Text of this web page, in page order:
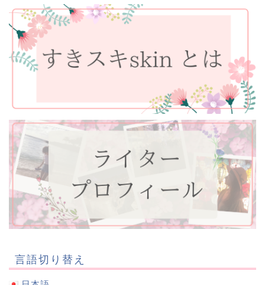
言語切り替え